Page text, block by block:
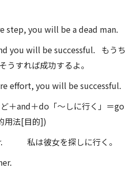
step, you will be a dead man.
you will be successful. もうち
うすれば成功するよ。
effort, you will be successful.
＋and＋do「～しに行く」＝go
用法[目的])
私は彼女を探しに行く。